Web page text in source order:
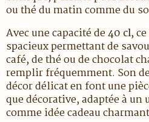
ou thé du matin comme du
Avec une capacité de40 cl,
spacieux permettant de
café, de thé ou de chocolat
remplir fréquemment. Son
décor délicat en font une
que décorative, adaptée à un
comme idée cadeau